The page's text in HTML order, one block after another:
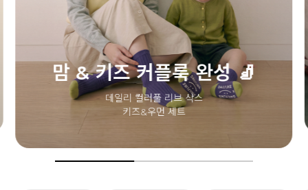
맘 & 키즈 커플룩 완성 🧦
데일리 컬러풀 리브 삭스
키즈&우먼 세트